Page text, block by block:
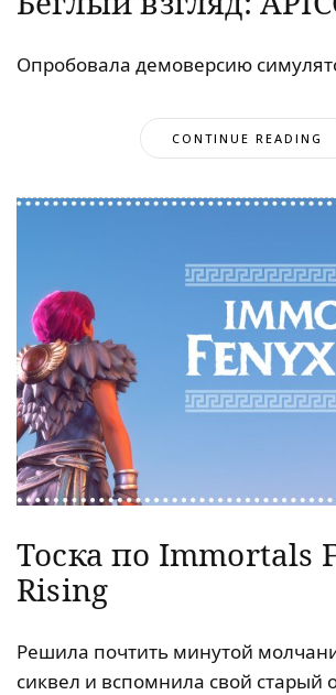
Опробовала демоверсию
CONTINUE READING
Тоска по Immortals
Rising
Решила почтить минутой
сиквел и вспомнила свой старый